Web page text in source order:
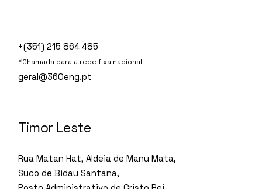
+(351) 215 864 485
*Chamada para a rede fixa nacional
geral@360eng.pt
Timor Leste
Rua Matan Hat, Aldeia de Manu Mata,
Suco de Bidau Santana,